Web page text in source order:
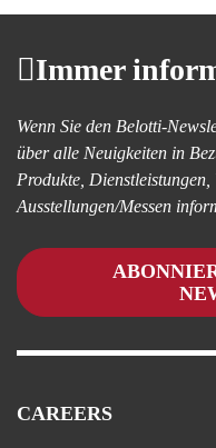
Immer
Wenn Sie den Belotti-
über alle Neuigkeiten in
Produkte,
Ausstellungen/Messen
CAREERS